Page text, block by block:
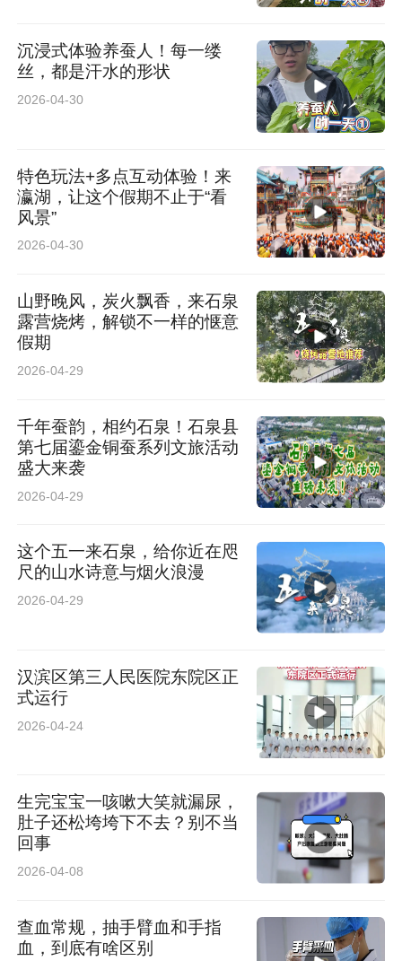
沉浸式体验养蚕人！每一缕
丝，都是汗水的形状
2026-04-30
特色玩法+多点互动体验！来
瀛湖，让这个假期不止于“看
风景”
2026-04-30
山野晚风，炭火飘香，来石泉
露营烧烤，解锁不一样的惬意
假期
2026-04-29
千年蚕韵，相约石泉！石泉县
第七届鎏金铜蚕系列文旅活动
盛大来袭
2026-04-29
这个五一来石泉，给你近在咫
尺的山水诗意与烟火浪漫
2026-04-29
汉滨区第三人民医院东院区正
式运行
2026-04-24
生完宝宝一咳嗽大笑就漏尿，
肚子还松垮垮下不去？别不当
回事
2026-04-08
查血常规，抽手臂血和手指
血，到底有啥区别